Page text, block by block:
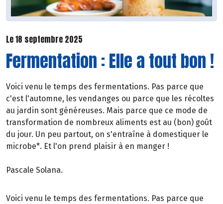
Le 18 septembre 2025
Fermentation : Elle a tout bon !
Voici venu le temps des fermentations. Pas parce que
c'est l'automne, les vendanges ou parce que les récoltes
au jardin sont généreuses. Mais parce que ce mode de
transformation de nombreux aliments est au (bon) goût
du jour. Un peu partout, on s'entraîne à domestiquer le
microbe*. Et l'on prend plaisir à en manger !
Pascale Solana.
Voici venu le temps des fermentations. Pas parce que